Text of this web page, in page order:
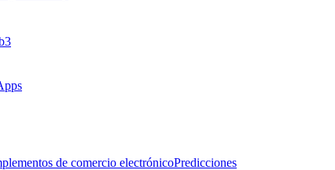
de comercio electrónicoPredicciones